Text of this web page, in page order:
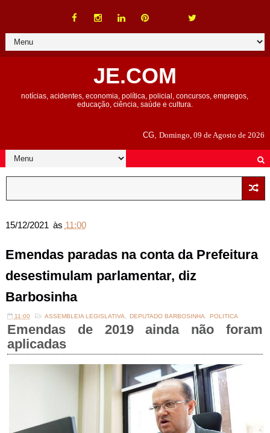
JE.COM
notícias, acidentes, economia, política, policial, concursos, empregos,
educação, ciência, saúde e cultura.
CG,Domingo, 09 de Agosto de 2026
15/12/2021 às 11:00
Emendas paradas na conta da Prefeitura
desestimulam parlamentar, diz
Barbosinha
11:00 ASSEMBLEIA LEGISLATIVA DEPUTADO BARBOSINHA POLITICA
Emendas de 2019 ainda não foram
aplicadas